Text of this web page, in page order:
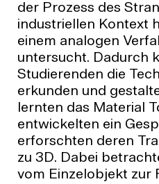
der Prozess des
industriellen Kontext
einem analogen
untersucht. Dadurch
Studierenden die
erkunden und
lernten das Material
entwickelten ein
erforschten deren
zu 3D. Dabei
vom Einzelobjekt zur